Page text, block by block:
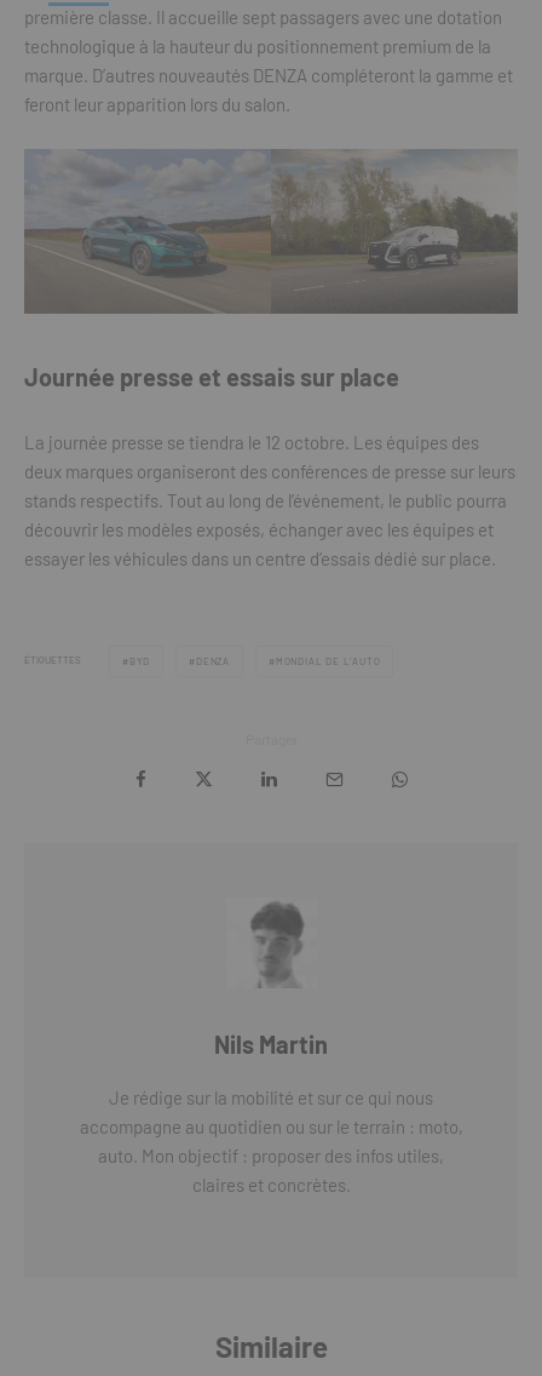
première classe. Il accueille sept passagers avec une dotation
technologique à la hauteur du positionnement premium de la
marque. D’autres nouveautés DENZA compléteront la gamme et
feront leur apparition lors du salon.
Journée presse et essais sur place
La journée presse se tiendra le 12 octobre. Les équipes des
deux marques organiseront des conférences de presse sur leurs
stands respectifs. Tout au long de l’événement, le public pourra
découvrir les modèles exposés, échanger avec les équipes et
essayer les véhicules dans un centre d’essais dédié sur place.
ÉTIQUETTES BYD DENZA MONDIAL DE L'AUTO
Nils Martin
Je rédige sur la mobilité et sur ce qui nous
accompagne au quotidien ou sur le terrain : moto,
auto. Mon objectif : proposer des infos utiles,
claires et concrètes.
Similaire